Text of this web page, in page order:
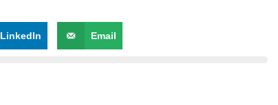
LinkedIn Email